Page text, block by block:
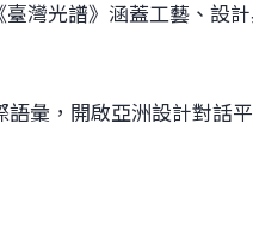
灣光譜》涵蓋工藝、設
彙，開啟亞洲設計對話平